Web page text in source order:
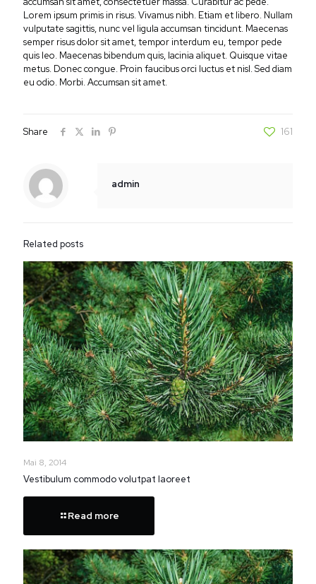
Lorem ipsum primis in risus. Vivamus nibh. Etiam et libero. Nullam
vulputate sagittis, nunc vel ligula accumsan tincidunt. Maecenas
semper risus dolor sit amet, tempor interdum eu, tempor pede
quis leo. Maecenas bibendum quis, lacinia aliquet. Quisque vitae
metus. Donec congue. Proin faucibus orci luctus et nisl. Sed diam
eu odio. Morbi. Accumsan sit amet.
Share 161
admin
Related posts
Mai 8, 2014
Vestibulum commodo volutpat laoreet
Read more